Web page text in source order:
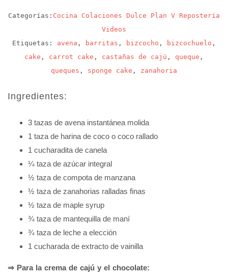
Categorías: Cocina Colaciones Dulce Plan V Repostería
Videos
Etiquetas: avena , barritas , bizcocho , bizcochuelo ,
cake , carrot cake , castañas de cajú , queque ,
queques , sponge cake , zanahoria
Ingredientes:
3 tazas de avena instantánea molida
1 taza de harina de coco o coco rallado
1 cucharadita de canela
¼ taza de azúcar integral
½ taza de compota de manzana
½ taza de zanahorias ralladas finas
½ taza de maple syrup
¾ taza de mantequilla de maní
¾ taza de leche a elección
1 cucharada de extracto de vainilla
⇒ Para la crema de cajú y el chocolate: